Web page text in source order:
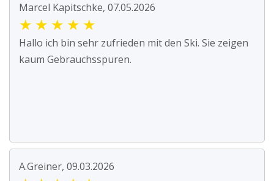
Marcel Kapitschke, 07.05.2026
★ ★ ★ ★ ★
Hallo ich bin sehr zufrieden mit den Ski. Sie zeigen
kaum Gebrauchsspuren.
A.Greiner, 09.03.2026